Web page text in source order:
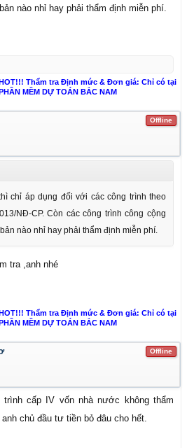
nào nhỉ hay phải thẩm định miễn phí.
Thẩm tra Định mức & Đơn giá: Chỉ có tại
MỀM DỰ TOÁN BẮC NAM
Offline
chỉ áp dụng đối với các công trình theo
NĐ-CP. Còn các công trình công cộng
nào nhỉ hay phải thẩm định miễn phí.
tra ,anh nhé
Thẩm tra Định mức & Đơn giá: Chỉ có tại
MỀM DỰ TOÁN BẮC NAM
Offline
cấp IV vốn nhà nước không thẩm
chủ đầu tư tiền bỏ đâu cho hết.